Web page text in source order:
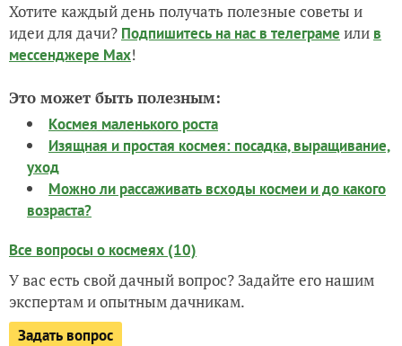
Хотите каждый день получать полезные советы и
идеи для дачи? Подпишитесь на нас в телеграме или в
мессенджере Max!
Это может быть полезным:
Космея маленького роста
Изящная и простая космея: посадка, выращивание,
уход
Можно ли рассаживать всходы космеи и до какого
возраста?
Все вопросы о космеях (10)
У вас есть свой дачный вопрос? Задайте его нашим
экспертам и опытным дачникам.
Задать вопрос